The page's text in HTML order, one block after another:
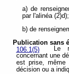
a) de
par l'alinéa (2)d);
b) de
Publication sans
106.1(5)
Le
concernant une
est prise,
décision ou a